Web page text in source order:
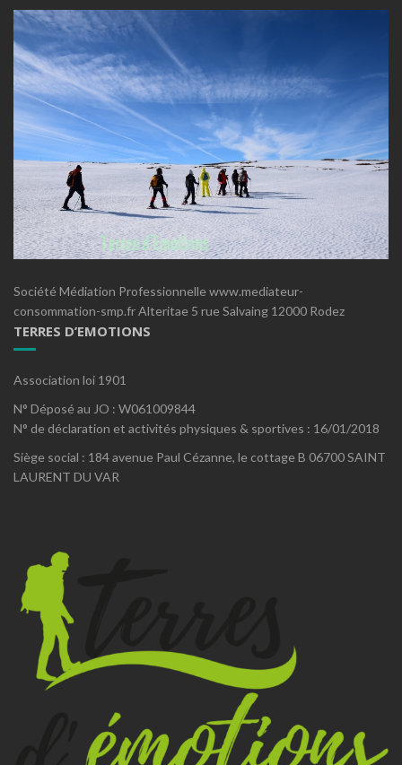
Société Médiation Professionnelle www.mediateur-
consommation-smp.fr Alteritae 5 rue Salvaing 12000 Rodez
TERRES D’EMOTIONS
Association loi 1901
N° Déposé au JO : W061009844
N° de déclaration et activités physiques & sportives : 16/01/2018
Siège social : 184 avenue Paul Cézanne, le cottage B 06700 SAINT
LAURENT DU VAR